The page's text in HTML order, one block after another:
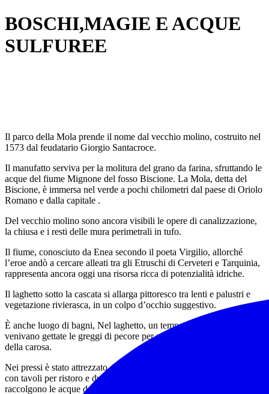
BOSCHI,MAGIE E ACQUE
SULFUREE
Il parco della Mola prende il nome dal vecchio molino, costruito nel
1573 dal feudatario Giorgio Santacroce.
Il manufatto serviva per la molitura del grano da farina, sfruttando le
acque del fiume Mignone del fosso Biscione. La Mola, detta del
Biscione, è immersa nel verde a pochi chilometri dal paese di Oriolo
Romano e dalla capitale .
Del vecchio molino sono ancora visibili le opere di canalizzazione,
la chiusa e i resti delle mura perimetrali in tufo.
Il fiume, conosciuto da Enea secondo il poeta Virgilio, allorché
l’eroe andò a cercare alleati tra gli Etruschi di Cerveteri e Tarquinia,
rappresenta ancora oggi una risorsa ricca di potenzialità idriche.
Il laghetto sotto la cascata si allarga pittoresco tra lenti e palustri e
vegetazione rivierasca, in un colpo d’occhio suggestivo.
È anche luogo di bagni, Nel laghetto, un tempo non lontano
venivano gettate le greggi di pecore per un igienico bagno prima
della carosa.
Nei pressi è stato attrezzato dalla locale Università Agraria un parco
con tavoli per ristoro e due piccole piscine poco profonde, che
raccolgono le acque della vicina sorgente sulfurea termale. La zona